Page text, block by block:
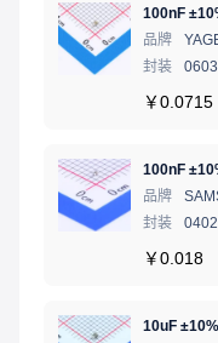
100nF
品牌
封装
0603
￥0.0715
100nF
品牌
封装
0402
￥0.018
10uF